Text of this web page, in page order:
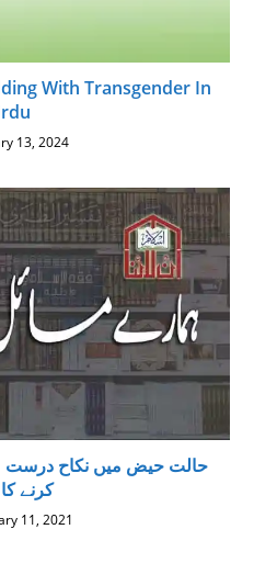
13, 2024
حالت حیض میں نکاح درست
کرنے
11, 2021